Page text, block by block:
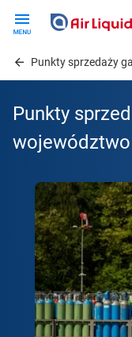
contentPunkty sprzedaży
Punkty
województwo